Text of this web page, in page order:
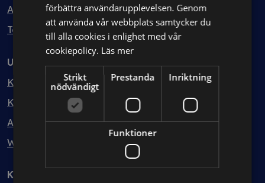
Avtalshantering
Testa kostnadsfritt
Utbildning
Kurser
Kurspaket
Abonnemang
Webbinarium
Kunskapsbank
förbättra användarupplevelsen. Genom
att använda vår webbplats samtycker du
till alla cookies i enlighet med vår
cookiepolicy. Läs mer
Strikt
nödvändigt
Prestanda Inriktning
Funktioner